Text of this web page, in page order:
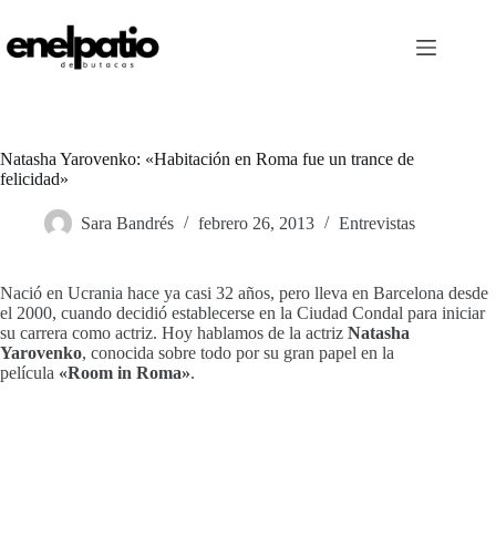
contenido
Natasha Yarovenko: «Habitación en Roma fue un trance de
felicidad»
Sara Bandrés febrero 26, 2013 Entrevistas
Nació en Ucrania hace ya casi 32 años, pero lleva en Barcelona desde
el 2000, cuando decidió establecerse en la Ciudad Condal para iniciar
su carrera como actriz. Hoy hablamos de la actriz Natasha
Yarovenko, conocida sobre todo por su gran papel en la
película «Room in Roma».